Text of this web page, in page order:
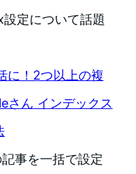
定について話題
に！2つ以上の複
さん インデックス
事を一括で設定